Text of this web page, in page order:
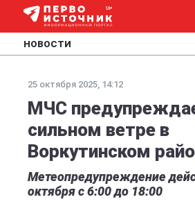
НОВОСТИ
25 октября 2025, 14:12
МЧС
сильном ветре в
Воркутинском
Метеопредупреждение
октября с 6:00 до 18:00